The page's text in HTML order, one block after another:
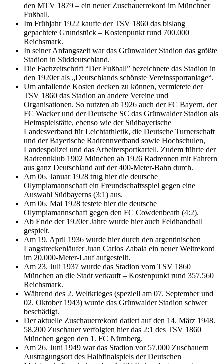
den MTV 1879 – ein neuer Zuschauerrekord im Münchner
Fußball.
Im Frühjahr 1922 kaufte der TSV 1860 das bislang
gepachtete Grundstück – Kostenpunkt rund 700.000
Reichsmark.
In seiner Anfangszeit war das Grünwalder Stadion das größte
Stadion in Süddeutschland.
Die Fachzeitschrift “Der Fußball” bezeichnete das Stadion in
den 1920er als „Deutschlands schönste Vereinssportanlage“.
Um anfallende Kosten decken zu können, vermietete der
TSV 1860 das Stadion an andere Vereine und
Organisationen. So nutzten ab 1926 auch der FC Bayern, der
FC Wacker und der Deutsche SC das Grünwalder Stadion als
Heimspielstätte, ebenso wie der Südbayerische
Landesverband für Leichtathletik, die Deutsche Turnerschaft
und der Bayerische Radrennverband sowie Hochschulen,
Landespolizei und das Arbeitersportkartell. Zudem führte der
Radrennklub 1902 München ab 1926 Radrennen mit Fahrern
aus ganz Deutschland auf der 400-Meter-Bahn durch.
Am 06. Januar 1928 trug hier die deutsche
Olympiamannschaft ein Freundschaftsspiel gegen eine
Auswahl Südbayerns (3:1) aus.
Am 06. Mai 1928 testete hier die deutsche
Olympiamannschaft gegen den FC Cowdenbeath (4:2).
Ab Ende der 1920er Jahre wurde hier auch Feldhandball
gespielt.
Am 19. April 1936 wurde hier durch den argentinischen
Langstreckenläufer Juan Carlos Zabala ein neuer Weltrekord
im 20.000-Meter-Lauf aufgestellt.
Am 23. Juli 1937 wurde das Stadion vom TSV 1860
München an die Stadt verkauft – Kostenpunkt rund 357.560
Reichsmark.
Während des 2. Weltkrieges (speziell am 07. September und
02. Oktober 1943) wurde das Grünwalder Stadion schwer
beschädigt.
Der aktuelle Zuschauerrekord datiert auf den 14. März 1948.
58.200 Zuschauer verfolgten hier das 2:1 des TSV 1860
München gegen den 1. FC Nürnberg.
Am 26. Juni 1949 war das Stadion vor 57.000 Zuschauern
Austragungsort des Halbfinalspiels der Deutschen